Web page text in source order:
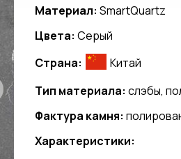
Материал: SmartQuartz
Цвета: Серый
Страна:
Китай
Тип материала: слэбы,
Фактура камня:
Характеристики: